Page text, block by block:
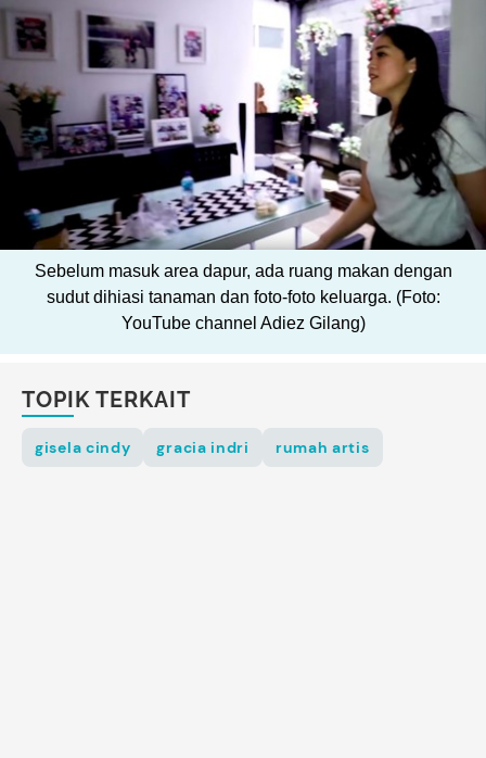
Sebelum masuk area dapur, ada ruang makan dengan
sudut dihiasi tanaman dan foto-foto keluarga. (Foto:
YouTube channel Adiez Gilang)
TOPIK TERKAIT
gisela cindy gracia indri rumah artis